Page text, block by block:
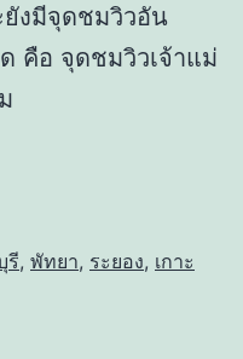
งมีจุดชมวิวอัน
คือ จุดชมวิวเจ้าแม่
รี, พัทยา, ระยอง, เกาะ